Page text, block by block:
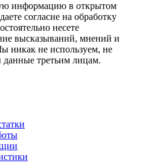
информацию в открытом
согласие на обработку
несете
высказываний, мнений и
никак не используем, не
третьим лицам.